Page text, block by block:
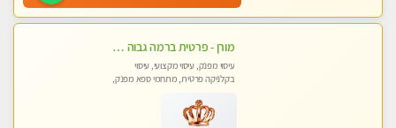
מורן - פרטית ברמה גבוה בבת-ים -הודעות ווצאפ בלבד
עיסוי מפנק, עיסוי מקצועי, עיסוי
בקלניקה פרטית, מתחמי ספא מפנק,